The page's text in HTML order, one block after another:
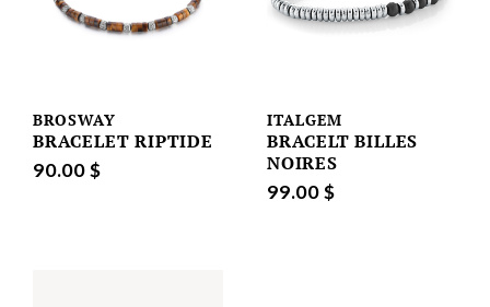
BROSWAY
BRACELET RIPTIDE
90.00 $
ITALGEM
BRACELT BILLES
NOIRES
99.00 $